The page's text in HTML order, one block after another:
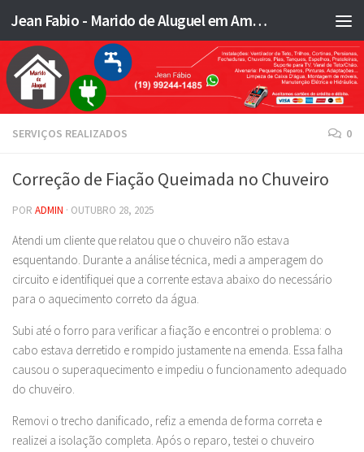
Skip to content Jean Fabio - Marido de Aluguel em Americana SP e região - JFMA
SERVIÇOS REALIZADOS 0
Correção de Fiação Queimada no Chuveiro
POR ADMIN · OUTUBRO 28, 2025
Atendi um cliente que relatou que o chuveiro não estava
esquentando. Durante a análise técnica, medi a amperagem do
circuito e identifiquei que a corrente estava abaixo do necessário
para o aquecimento correto da água.
Subi até o forro para verificar a fiação e encontrei o problema: o
cabo estava derretido e rompido justamente na emenda. Essa falha
causou o superaquecimento e impediu o funcionamento adequado
do chuveiro.
Removi o trecho danificado, refiz a emenda de forma correta e
realizei a isolação completa. Após o reparo, testei o chuveiro